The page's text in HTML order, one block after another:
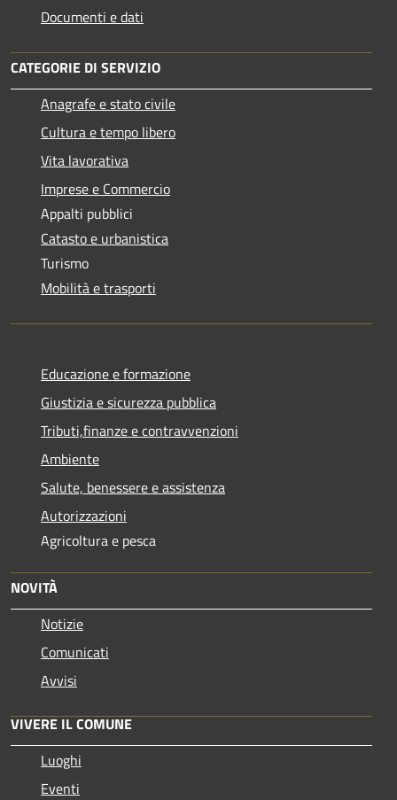
Documenti e dati
CATEGORIE DI SERVIZIO
Anagrafe e stato civile
Cultura e tempo libero
Vita lavorativa
Imprese e Commercio
Appalti pubblici
Catasto e urbanistica
Turismo
Mobilità e trasporti
Educazione e formazione
Giustizia e sicurezza pubblica
Tributi,finanze e contravvenzioni
Ambiente
Salute, benessere e assistenza
Autorizzazioni
Agricoltura e pesca
NOVITÀ
Notizie
Comunicati
Avvisi
VIVERE IL COMUNE
Luoghi
Eventi